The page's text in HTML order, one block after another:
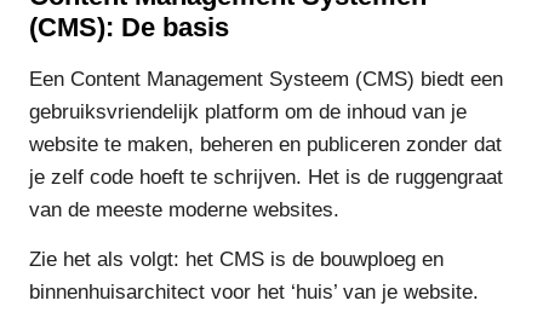
(CMS): De basis
Een Content Management Systeem (CMS) biedt een
gebruiksvriendelijk platform om de inhoud van je
website te maken, beheren en publiceren zonder dat
je zelf code hoeft te schrijven. Het is de ruggengraat
van de meeste moderne websites.
Zie het als volgt: het CMS is de bouwploeg en
binnenhuisarchitect voor het ‘huis’ van je website.